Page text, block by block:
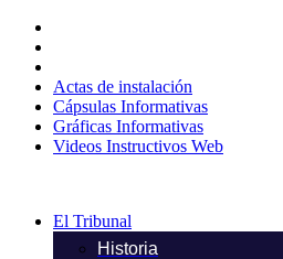
contenido
Actas de instalación
Cápsulas Informativas
Gráficas Informativas
Videos Instructivos Web
El Tribunal
Historia